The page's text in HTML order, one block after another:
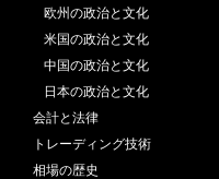
欧州の政治と文化
米国の政治と文化
中国の政治と文化
日本の政治と文化
会計と法律
トレーディング技術
相場の歴史